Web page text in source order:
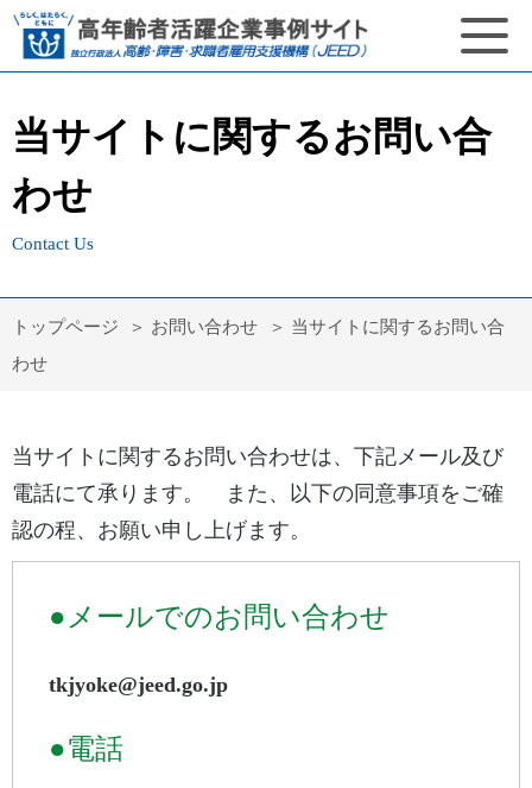
当サイトに関するお問い合
わせ
Contact Us
トップページ お問い合わせ
当サイトに関するお問い合
わせ
当サイトに関するお問い合わせは、下記メール及び
電話にて承ります。 また、以下の同意事項をご確
認の程、お願い申し上げます。
●メールでのお問い合わせ
tkjyoke@jeed.go.jp
●電話